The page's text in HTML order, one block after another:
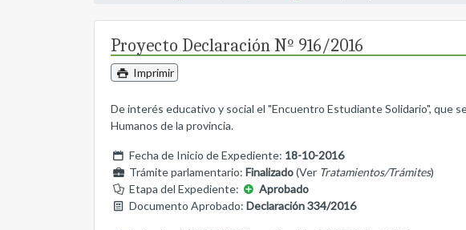
Proyecto Declaración Nº 916/2016
Imprimir
De interés educativo y social el "Encuentro Estudiante Solidario", que
Humanos de la provincia.
Fecha de Inicio de Expediente: 18-10-2016
Trámite parlamentario: Finalizado(Ver Tratamientos/Trámites)
Etapa del Expediente:
Aprobado
Documento Aprobado: Declaración 334/2016